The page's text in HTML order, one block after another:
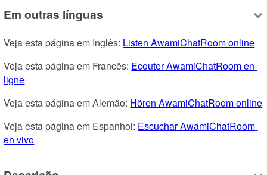
Em outras línguas
Veja esta página em Inglês: Listen AwamiChatRoom online
Veja esta página em Francês: Ecouter AwamiChatRoom en
ligne
Veja esta página em Alemão: Hören AwamiChatRoom online
Veja esta página em Espanhol: Escuchar AwamiChatRoom
en vivo